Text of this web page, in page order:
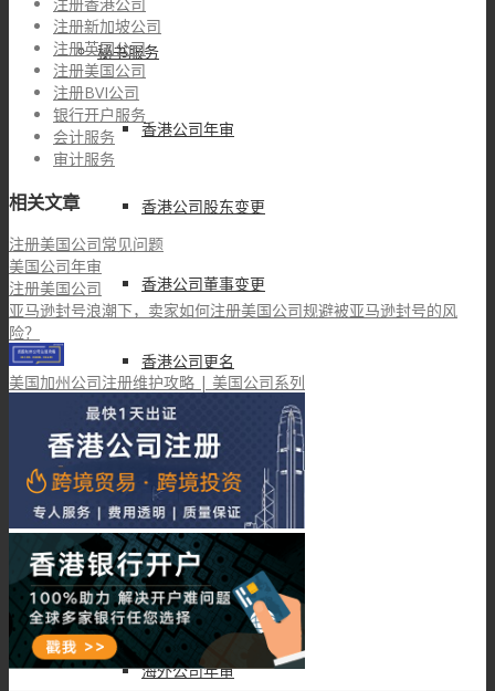
秘书服务
香港公司年审
香港公司股东变更
香港公司董事变更
香港公司更名
香港公司注销
董事在职证明COI申请
良好存续证明CGS申请
海外公司年审
注册新加坡公司
注册英国公司
注册美国公司
注册BVI公司
银行开户服务
会计服务
审计服务
相关文章
注册美国公司常见问题
美国公司年审
注册美国公司
亚马逊封号浪潮下，卖家如何注册美国公司规避被亚马逊封号的风
险？
美国加州公司注册维护攻略 | 美国公司系列